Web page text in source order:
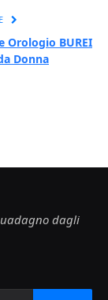
Orologio BUREI
Donna
dagli